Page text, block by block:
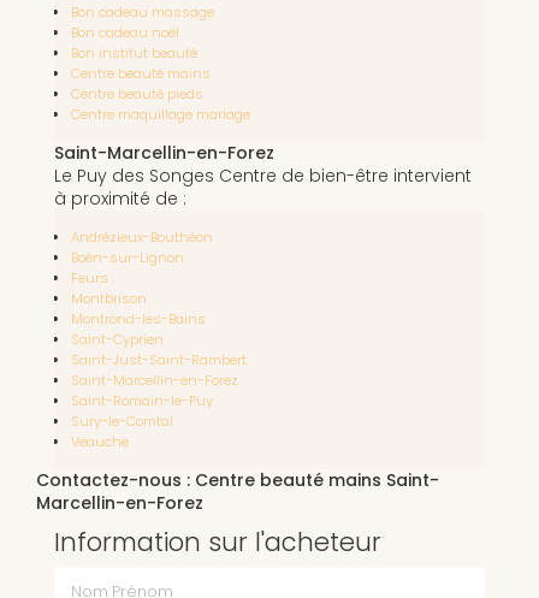
Bon cadeau massage
Bon cadeau noël
Bon institut beauté
Centre beauté mains
Centre beauté pieds
Centre maquillage mariage
Saint-Marcellin-en-Forez
Le Puy des Songes Centre de bien-être intervient
à proximité de :
Andrézieux-Bouthéon
Boën-sur-Lignon
Feurs
Montbrison
Montrond-les-Bains
Saint-Cyprien
Saint-Just-Saint-Rambert
Saint-Marcellin-en-Forez
Saint-Romain-le-Puy
Sury-le-Comtal
Veauche
Contactez-nous : Centre beauté mains Saint-
Marcellin-en-Forez
Information sur l'acheteur